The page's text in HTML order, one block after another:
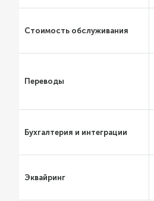
Стоимость обслуживания
Переводы
Бухгалтерия и интеграции
Эквайринг